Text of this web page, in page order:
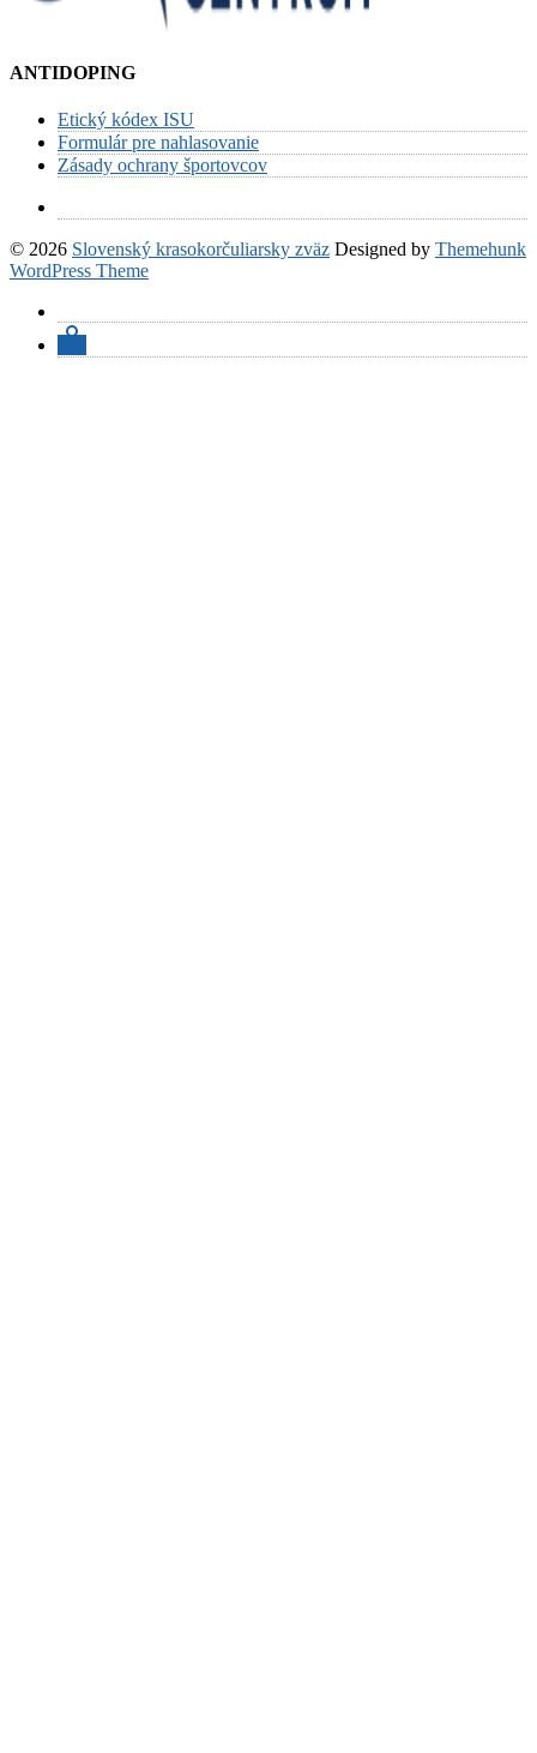
ANTIDOPING
Etický kódex ISU
Formulár pre nahlasovanie
Zásady ochrany športovcov
© 2026 Slovenský krasokorčuliarsky zväz Designed by Themehunk
WordPress Theme